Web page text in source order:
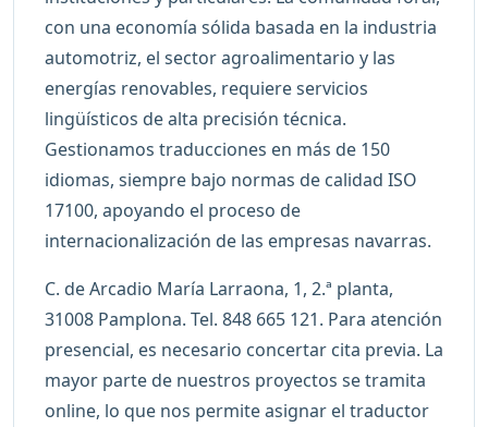
con una economía sólida basada en la industria
automotriz, el sector agroalimentario y las
energías renovables, requiere servicios
lingüísticos de alta precisión técnica.
Gestionamos traducciones en más de 150
idiomas, siempre bajo normas de calidad ISO
17100, apoyando el proceso de
internacionalización de las empresas navarras.
C. de Arcadio María Larraona, 1, 2.ª planta,
31008 Pamplona. Tel. 848 665 121. Para atención
presencial, es necesario concertar cita previa. La
mayor parte de nuestros proyectos se tramita
online, lo que nos permite asignar el traductor